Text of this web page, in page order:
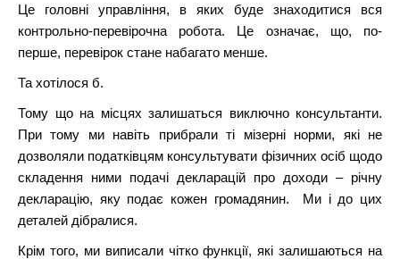
Це головні управління, в яких буде знаходитися вся
контрольно-перевірочна робота. Це означає, що, по-
перше, перевірок стане набагато менше.
Та хотілося б.
Тому що на місцях залишаться виключно консультанти.
При тому ми навіть прибрали ті мізерні норми, які не
дозволяли податківцям консультувати фізичних осіб щодо
складення ними подачі декларацій про доходи – річну
декларацію, яку подає кожен громадянин. Ми і до цих
деталей дібралися.
Крім того, ми виписали чітко функції, які залишаються на